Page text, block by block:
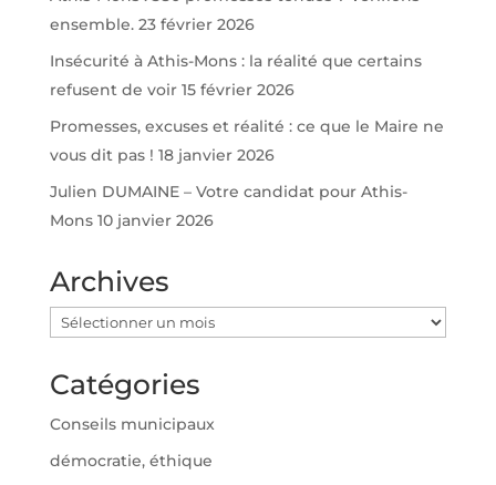
ensemble. 23 février 2026
Insécurité à Athis-Mons : la réalité que certains
refusent de voir 15 février 2026
Promesses, excuses et réalité : ce que le Maire ne
vous dit pas ! 18 janvier 2026
Julien DUMAINE – Votre candidat pour Athis-
Mons 10 janvier 2026
Archives
Archives
Catégories
Conseils municipaux
démocratie, éthique